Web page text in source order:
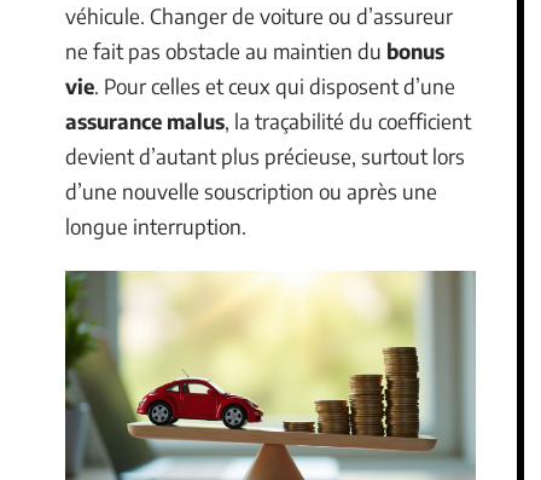
véhicule. Changer de voiture ou d’assureur
ne fait pas obstacle au maintien du bonus
vie. Pour celles et ceux qui disposent d’une
assurance malus, la traçabilité du coefficient
devient d’autant plus précieuse, surtout lors
d’une nouvelle souscription ou après une
longue interruption.